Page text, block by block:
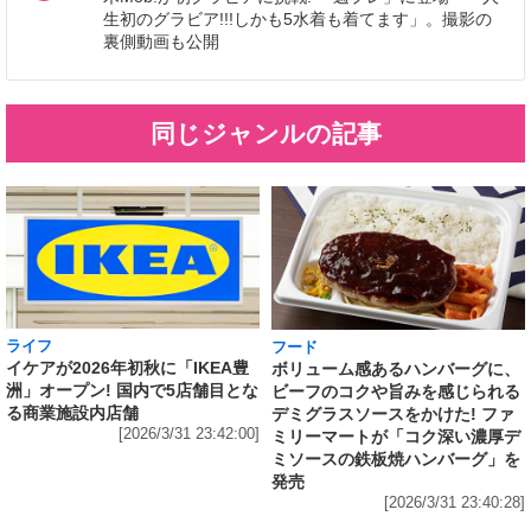
生初のグラビア!!!しかも5水着も着てます」。撮影の
裏側動画も公開
同じジャンルの記事
ライフ
イケアが2026年初秋に「IKEA豊
洲」オープン! 国内で5店舗目とな
る商業施設内店舗
[2026/3/31 23:42:00]
フード
ボリューム感あるハンバーグに、
ビーフのコクや旨みを感じられる
デミグラスソースをかけた! ファ
ミリーマートが「コク深い濃厚デ
ミソースの鉄板焼ハンバーグ」を
発売
[2026/3/31 23:40:28]